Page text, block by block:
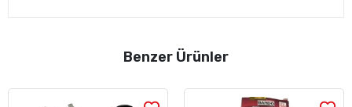
Benzer Ürünler